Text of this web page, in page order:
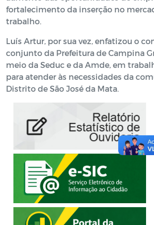
fortalecimento da inserção no
trabalho.
Luís Artur, por sua vez, enfatizou o
conjunto da Prefeitura de Campina
meio da Seduc e da Amde, em
para atender às necessidades da
Distrito de São José da Mata.